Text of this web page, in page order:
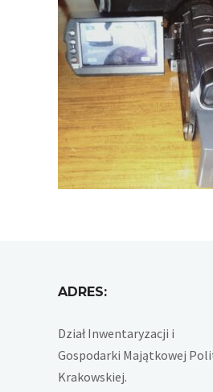
ADRES:
Dział Inwentaryzacji i
Gospodarki Majątkowej
Krakowskiej.